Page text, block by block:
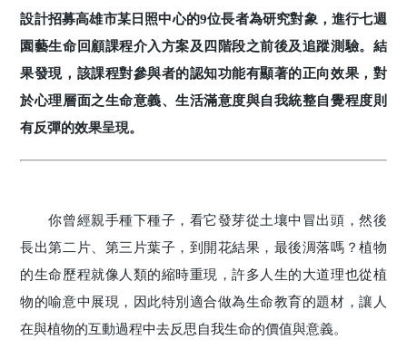
設計招募高雄市某日照中心的9位長者為研究對象，進行七週
園藝生命回顧課程介入方案及四階段之前後及追蹤測驗。結
果發現，該課程對參與者的認知功能有顯著的正向效果，對
於心理層面之生命意義、生活滿意度與自我統整自覺程度則
有反彈的效果呈現。
你曾經親手種下種子，看它發芽從土壤中冒出頭，然後
長出第二片、第三片葉子，到開花結果，最後淍落嗎？植物
的生命歷程就像人類的縮時重現，許多人生的大道理也從植
物的喻意中展現，因此特別適合做為生命教育的題材，讓人
在與植物的互動過程中去反思自我生命的價值與意義。